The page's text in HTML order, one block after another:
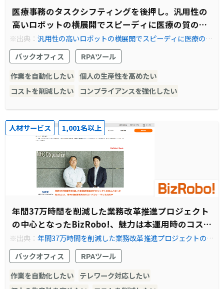
医療事務のタスクシフティングを後押し。汎用性の
高いロボットの横展開でスピーディに医療の質の向
上と医療安全を目指す
※出典：汎用性の高いロボットの横展開でスピーディに医療の質
の向上と医療安全を目指す | RPA テクノロジーズ株式会社「Biz
Robo!（ビズロボ）」
バックオフィス
RPAツール
作業を自動化したい 個人の生産性を高めたい
コストを削減したい
コンプライアンスを強化したい
人材サービス 1,001名以上
年間37万時間を削減した業務改革推進プロジェクト
の中心となったBizRobo!、魅力は本運用時のコス
トパフォーマンスの高さ
※出典：年間37万時間を削減した業務改革推進プロジェクトの中
心となったBizRobo!、魅力は本運用時のコストパフォーマンス
の高さ | RPA テクノロジーズ株式会社「BizRobo!（ビズロ
ボ）」
バックオフィス
RPAツール
作業を自動化したい
テレワーク対応したい